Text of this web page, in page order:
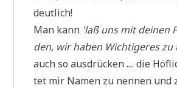
deutlich!
Man kann 'laß uns mit dei­nen
den, wir haben Wich­ti­ge­res zu
auch so aus­drücken .... die
tet mir Namen zu nen­nen und